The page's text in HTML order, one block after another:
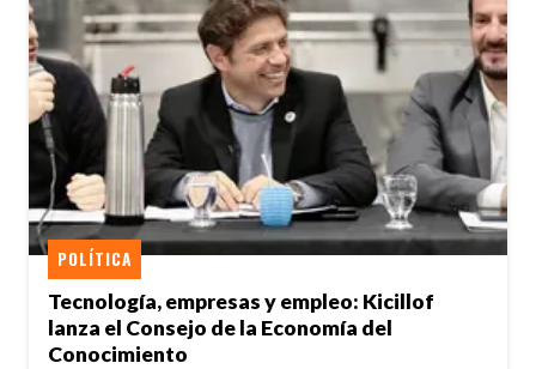
Tecnología, empresas y empleo: Kicillof
lanza el Consejo de la Economía del
Conocimiento
POLÍTICA